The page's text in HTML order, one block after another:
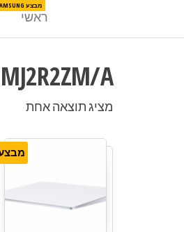
ראשי
מבצע SAMSUNG
MJ2R2ZM/A
מציג תוצאה אחת